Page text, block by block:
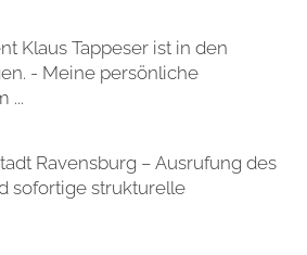
Klaus Tappeser ist in den
- Meine persönliche
...
Ravensburg – Ausrufung des
sofortige strukturelle